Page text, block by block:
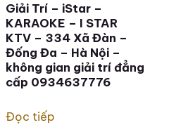
Giải Trí – iStar –
KARAOKE – I STAR
KTV – 334 Xã Đàn –
Đống Đa – Hà Nội –
không gian giải trí đẳng
cấp 0934637776
Đọc tiếp